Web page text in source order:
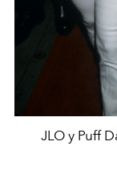
JLO y Puff